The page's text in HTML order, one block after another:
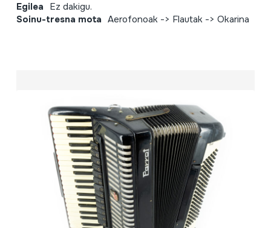
Egilea Ez dakigu.
Soinu-tresna mota Aerofonoak -> Flautak -> Okarina